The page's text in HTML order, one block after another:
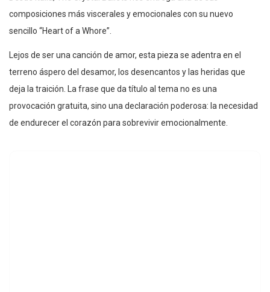
composiciones más viscerales y emocionales con su nuevo
sencillo “Heart of a Whore”.
Lejos de ser una canción de amor, esta pieza se adentra en el
terreno áspero del desamor, los desencantos y las heridas que
deja la traición. La frase que da título al tema no es una
provocación gratuita, sino una declaración poderosa: la necesidad
de endurecer el corazón para sobrevivir emocionalmente.